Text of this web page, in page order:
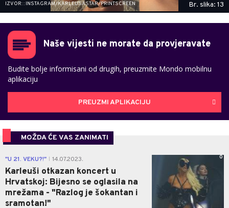
IZVOR: : INSTAGRAM/KARLEUSASTAR/PRINTSCREEN Br. slika: 13
Naše vijesti ne morate da provjeravate
Budite bolje informisani od drugih, preuzmite Mondo mobilnu
aplikaciju
PREUZMI APLIKACIJU
MOŽDA ĆE VAS ZANIMATI
"U 21. VEKU?!" 14.07.2023.
Karleuši otkazan koncert u
Hrvatskoj: Bijesno se oglasila na
mrežama - "Razlog je šokantan i
sramotan!"
0